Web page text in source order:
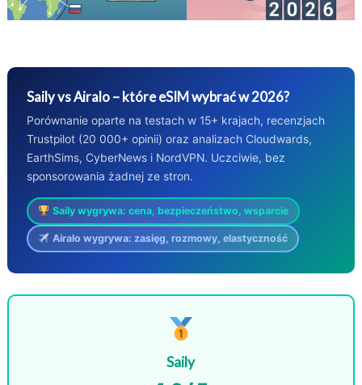
Saily vs Airalo – które eSIM wybrać w 2026?
Porównanie oparte na testach w 15+ krajach, recenzjach
Trustpilot (20 000+ opinii) oraz analizach Cloudwards,
EarthSims, CyberNews i NordVPN. Uczciwie, bez
sponsorowania żadnej ze stron.
Saily wygrywa: cena, bezpieczeństwo, wsparcie
Airalo wygrywa: zasięg, rozmowy, elastyczność
Saily